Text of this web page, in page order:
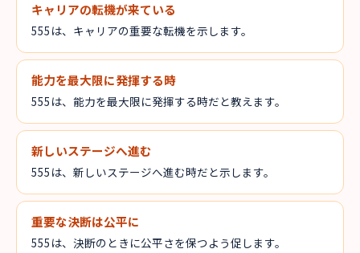
キャリアの転機が来ている
555は、キャリアの重要な転機を示します。
能力を最大限に発揮する時
555は、能力を最大限に発揮する時だと教えます。
新しいステージへ進む
555は、新しいステージへ進む時だと示します。
重要な決断は公平に
555は、決断のときに公平さを保つよう促します。